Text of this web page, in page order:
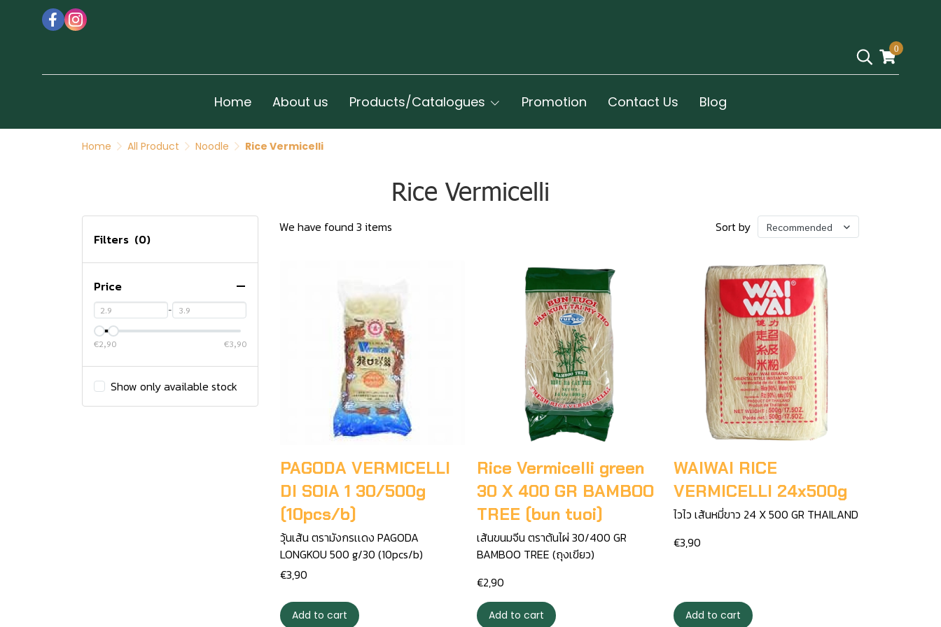
0
Home About us Products/Catalogues Promotion Contact Us Blog
Home All Product Noodle Rice Vermicelli
Rice Vermicelli
Filters (0)
Price
-
€2,90 €3,90
Show only available stock
We have found 3 items Sort by Recommended
PAGODA VERMICELLI
DI SOIA 1 30/500g
(10pcs/b)
วุ้นเส้น ตรามังกรเเดง PAGODA
LONGKOU 500 g/30 (10pcs/b)
€3,90
Add to cart
Rice Vermicelli green
30 X 400 GR BAMBOO
TREE (bun tuoi)
เส้นขนมจีน ตราต้นไผ่ 30/400 GR
BAMBOO TREE (ถุงเขียว)
€2,90
Add to cart
WAIWAI RICE
VERMICELLI 24x500g
ไวไว เส้นหมี่ขาว 24 X 500 GR THAILAND
€3,90
Add to cart